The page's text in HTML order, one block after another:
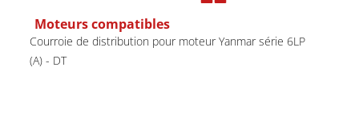
Moteurs compatibles
Courroie de distribution pour moteur Yanmar série 6LP
(A) - DT